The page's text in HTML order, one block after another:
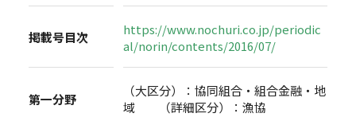
掲載号目次
https://www.nochuri.co.jp/periodic
al/norin/contents/2016/07/
第一分野
（大区分）：協同組合・組合金融・地
域 （詳細区分）：漁協